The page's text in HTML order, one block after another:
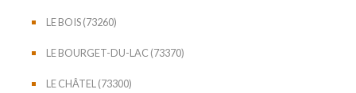
LE BOIS (73260)
LE BOURGET-DU-LAC (73370)
LE CHÂTEL (73300)